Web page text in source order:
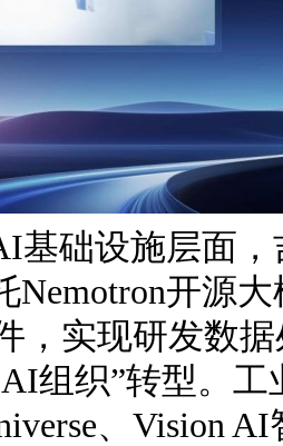
基础设施层面
Nemotron开源
，实现研发数
组织”转型。
、Vision